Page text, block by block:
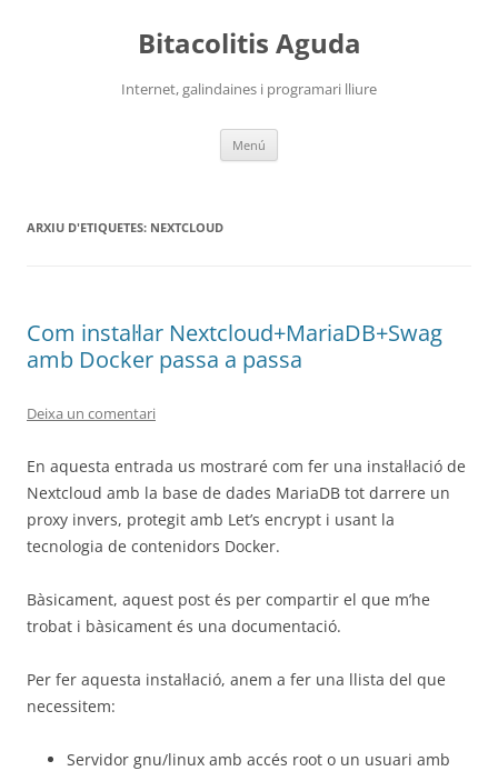
Bitacolitis Aguda
Internet, galindaines i programari lliure
Menú
ARXIU D'ETIQUETES: NEXTCLOUD
Com instal·lar Nextcloud+MariaDB+Swag
amb Docker passa a passa
Deixa un comentari
En aquesta entrada us mostraré com fer una instal·lació de
Nextcloud amb la base de dades MariaDB tot darrere un
proxy invers, protegit amb Let’s encrypt i usant la
tecnologia de contenidors Docker.
Bàsicament, aquest post és per compartir el que m’he
trobat i bàsicament és una documentació.
Per fer aquesta instal·lació, anem a fer una llista del que
necessitem:
Servidor gnu/linux amb accés root o un usuari amb